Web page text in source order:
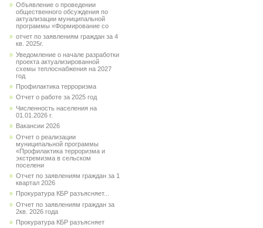
Объявление о проведении
общественного обсуждения по
актуализации муниципальной
программы «Формирование со
отчет по заявлениям граждан за 4
кв. 2025г.
Уведомление о начале разработки
проекта актуализированной
схемы теплоснабжения на 2027
год
Профилактика терроризма
Отчет о работе за 2025 год
Численность населения на
01.01.2026 г.
Вакансии 2026
Отчет о реализации
муниципальной программы
«Профилактика терроризма и
экстремизма в сельском
поселени
Отчет по заявлениям граждан за 1
квартал 2026
Прокуратура КБР разъясняет...
Отчет по заявлениям граждан за
2кв. 2026 года
Прокуратура КБР разъясняет